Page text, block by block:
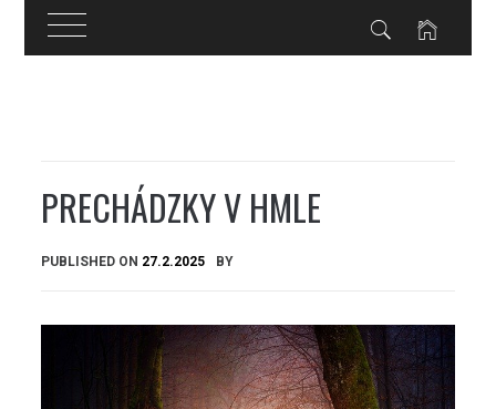
PRECHÁDZKY V HMLE
PUBLISHED ON 27.2.2025 BY